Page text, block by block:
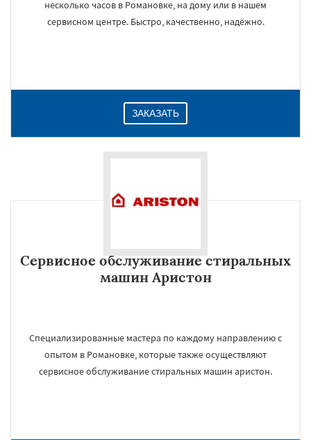
несколько часов в Романовке, на дому или в нашем
сервисном центре. Быстро, качественно, надёжно.
ЗАКАЗАТЬ
Сервисное обслуживание стиральных
машин Аристон
Специализированные мастера по каждому направлению с
опытом в Романовке, которые также осуществляют
сервисное обслуживание стиральных машин аристон.